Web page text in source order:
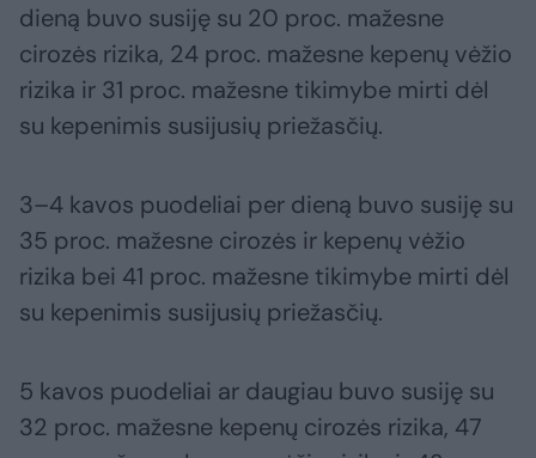
dieną buvo susiję su 20 proc. mažesne
cirozės rizika, 24 proc. mažesne kepenų vėžio
rizika ir 31 proc. mažesne tikimybe mirti dėl
su kepenimis susijusių priežasčių.
3–4 kavos puodeliai per dieną buvo susiję su
35 proc. mažesne cirozės ir kepenų vėžio
rizika bei 41 proc. mažesne tikimybe mirti dėl
su kepenimis susijusių priežasčių.
5 kavos puodeliai ar daugiau buvo susiję su
32 proc. mažesne kepenų cirozės rizika, 47